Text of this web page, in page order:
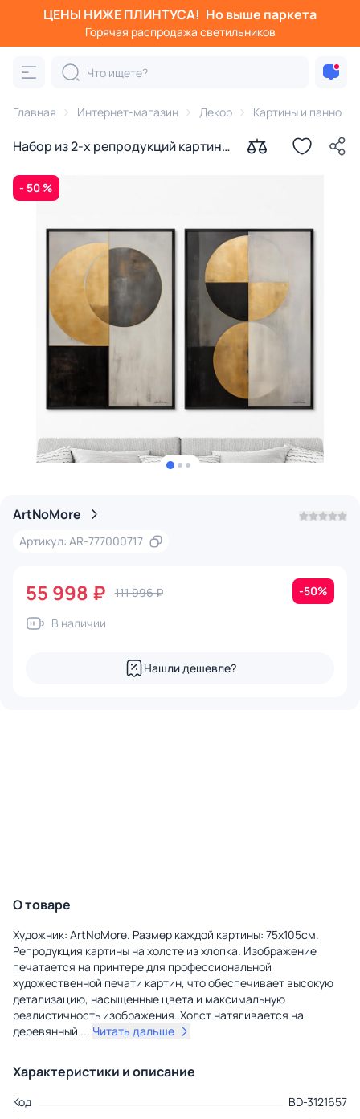
ЦЕНЫ НИЖЕ ПЛИНТУСА! Но выше паркета
Горячая распродажа светильников
Главная Интернет-магазин Декор Картины и панно
Набор из 2-х репродукций картин
2024г.
- 50 %
ArtNoMore
Артикул: AR-777000717
55 998 ₽ 111 996 ₽ -50%
В наличии
Нашли дешевле?
О товаре
Художник: ArtNoMore. Размер каждой картины: 75х105см.
Репродукция картины на холсте из хлопка. Изображение
печатается на принтере для профессиональной
художественной печати картин, что обеспечивает высокую
детализацию, насыщенные цвета и максимальную
реалистичность изображения. Холст натягивается на
деревянный ... Читать дальше
Характеристики и описание
Код
BD-3121657